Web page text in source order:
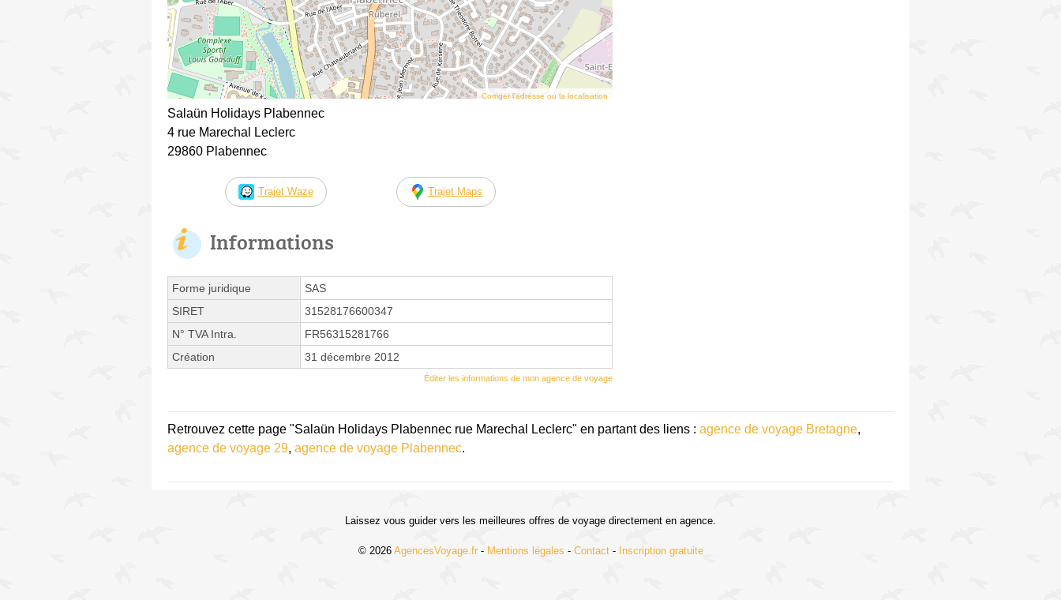
Corriger l’adresse ou la localisation
Salaün Holidays Plabennec
4 rue Marechal Leclerc
29860 Plabennec
Trajet Waze Trajet Maps
Informations
Forme juridique
SAS
SIRET
31528176600347
N° TVA Intra.
FR56315281766
Création
31 décembre 2012
Éditer les informations de mon agence de voyage
Retrouvez cette page "Salaün Holidays Plabennec rue Marechal Leclerc" en partant des liens : agence de voyage Bretagne,
agence de voyage 29, agence de voyage Plabennec.
Laissez vous guider vers les meilleures offres de voyage directement en agence.
© 2026 AgencesVoyage.fr - Mentions légales - Contact- Inscription gratuite